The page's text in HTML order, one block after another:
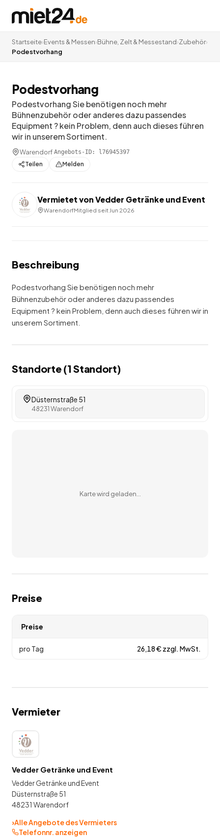
Startseite›Events & Messen›Bühne, Zelt & Messestand›Zubehör›
Podestvorhang
Podestvorhang
Podestvorhang Sie benötigen noch mehr
Bühnenzubehör oder anderes dazu passendes
Equipment ? kein Problem, denn auch dieses führen
wir in unserem Sortiment.
Warendorf·Angebots-ID: l76945397
Teilen Melden
Vermietet vonVedder Getränke und Event
WarendorfMitglied seit Jun 2026
Beschreibung
Podestvorhang Sie benötigen noch mehr
Bühnenzubehör oder anderes dazu passendes
Equipment ? kein Problem, denn auch dieses führen wir in
unserem Sortiment.
Standorte (1Standort)
Düsternstraße 51
48231 Warendorf
Karte wird geladen…
Preise
Preise
pro Tag 26,18€ zzgl. MwSt.
Vermieter
Vedder Getränke und Event
Vedder Getränke und Event
Düsternstraße 51
48231 Warendorf
›Alle Angebote des Vermieters
Telefonnr. anzeigen